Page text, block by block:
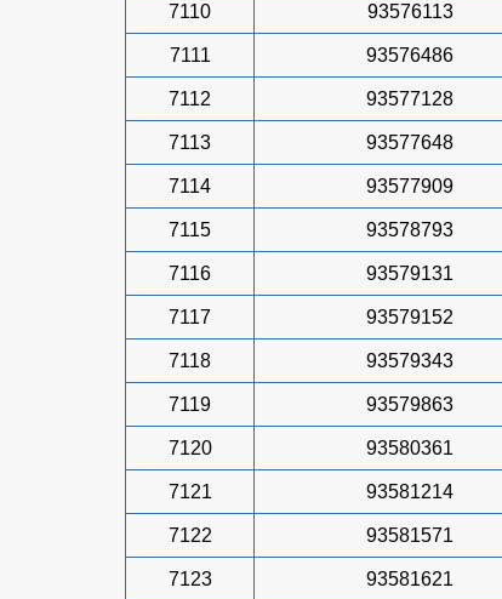
7110 93576113
7111 93576486
7112 93577128
7113 93577648
7114 93577909
7115 93578793
7116 93579131
7117 93579152
7118 93579343
7119 93579863
7120 93580361
7121 93581214
7122 93581571
7123 93581621